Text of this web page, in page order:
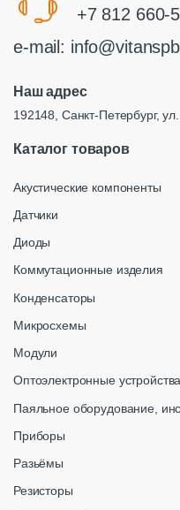
+7 812 660-
e-mail:
Наш адрес
192148, Санкт-Петербург,
Каталог товаров
Акустические компоненты
Датчики
Диоды
Коммутационные изделия
Конденсаторы
Микросхемы
Модули
Оптоэлектронные устройства
Паяльное оборудование,
Приборы
Разьёмы
Резисторы